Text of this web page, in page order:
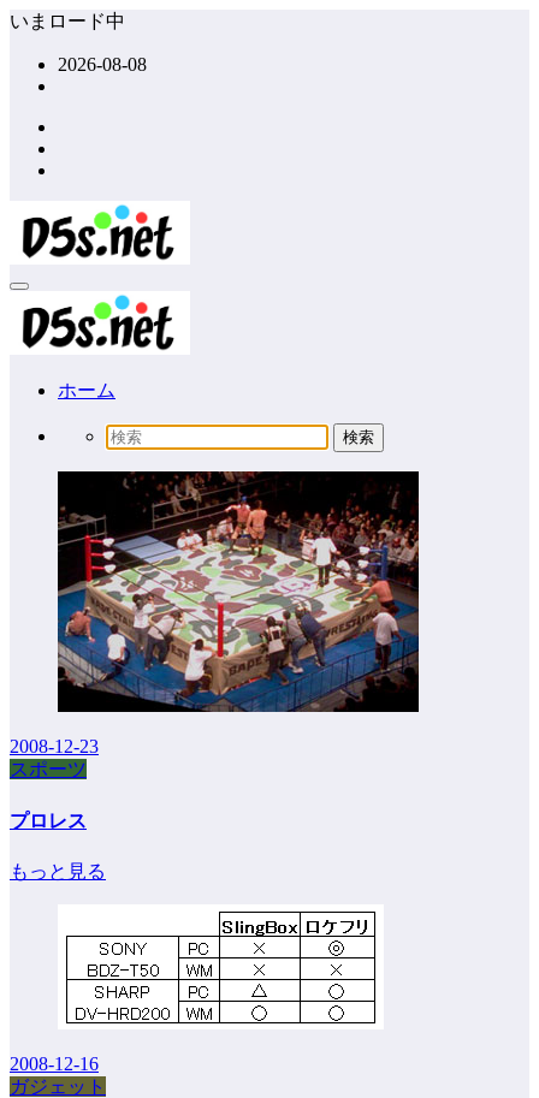
コ
ッ
プ
いまロード中
2026-08-08
ホーム
2008-12-23
スポーツ
プロレス
もっと見る
2008-12-16
ガジェット